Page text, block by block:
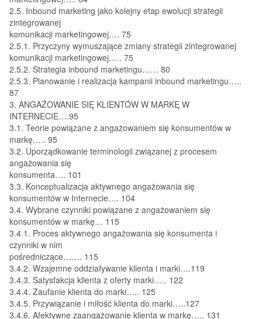
2.5. Inbound marketing jako kolejny etap ewolucji strategii
zintegrowanej
komunikacji marketingowej…. 75
2.5.1. Przyczyny wymuszające zmiany strategii zintegrowanej
komunikacji marketingowej….. 75
2.5.2. Strategia inbound marketingu…… 80
2.5.3. Planowanie i realizacja kampanii inbound marketingu…..
87
3. ANGAŻOWANIE SIĘ KLIENTÓW W MARKĘ W
INTERNECIE….95
3.1. Teorie powiązane z angażowaniem się konsumentów w
markę….. 95
3.2. Uporządkowanie terminologii związanej z procesem
angażowania się
konsumenta…. 101
3.3. Konceptualizacja aktywnego angażowania się
konsumentów w Internecie…. 104
3.4. Wybrane czynniki powiązane z angażowaniem się
konsumentów w markę… 115
3.4.1. Proces aktywnego angażowania się konsumenta i
czynniki w nim
pośredniczące……. 115
3.4.2. Wzajemne oddziaływanie klienta i marki….119
3.4.3. Satysfakcja klienta z oferty marki….. 122
3.4.4. Zaufanie klienta do marki….. 125
3.4.5. Przywiązanie i miłość klienta do marki…..127
3.4.6. Afektywne zaangażowanie klienta w markę….. 131